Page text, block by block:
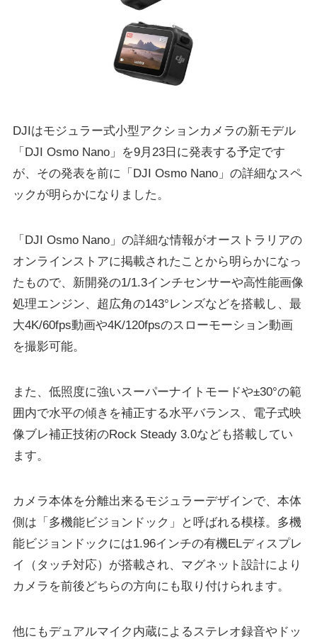
DJIはモジュラー式小型アクションカメラの新モデル
「DJI Osmo Nano」を9月23日に発表する予定です
が、その発表を前に「DJI Osmo Nano」の詳細なスペ
ックが明らかになりました。
「DJI Osmo Nano」の詳細な情報がオーストラリアの
オンラインストアに掲載されたことから明らかになっ
たもので、新開発の1/1.3インチセンサーや高性能画像
処理エンジン、超広角の143°レンズなどを搭載し、最
大4K/60fps動画や4K/120fpsのスローモーション動画
を撮影可能。
また、低照度に強いスーパーナイトモードや±30°の範
囲内で水平の傾きを補正する水平バランス、電子式映
像ブレ補正技術のRock Steady 3.0なども搭載してい
ます。
カメラ本体を分離出来るモジュラーデザインで、本体
側は「多機能ビジョンドック」と呼ばれる模様。多機
能ビジョンドックには1.96インチの有機ELディスプレ
イ（タッチ対応）が搭載され、マグネット設計により
カメラを前後どちらの方向にも取り付けられます。
他にもデュアルマイク内蔵によるステレオ録音やドッ